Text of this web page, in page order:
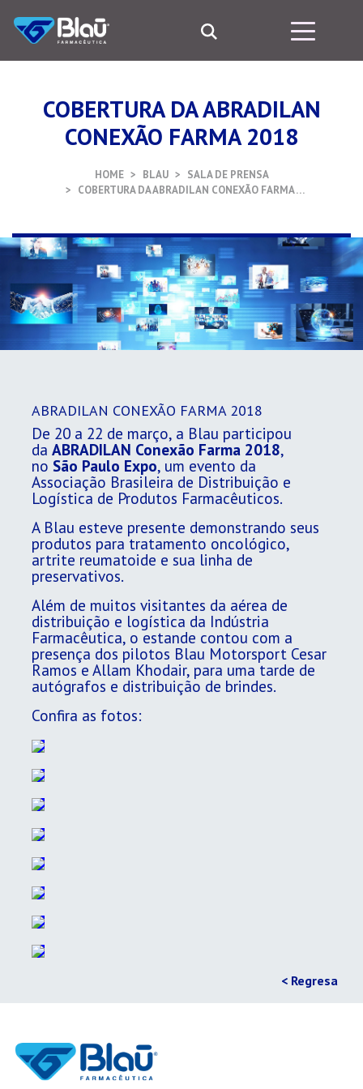
COBERTURA DA ABRADILAN
CONEXÃO FARMA 2018
HOME BLAU
SALA DE PRENSA
COBERTURA DA ABRADILAN CONEXÃO FARMA …
ABRADILAN CONEXÃO FARMA 2018
De 20 a 22 de março, a Blau participou
da ABRADILAN Conexão Farma 2018,
no São Paulo Expo, um evento da
Associação Brasileira de Distribuição e
Logística de Produtos Farmacêuticos.
A Blau esteve presente demonstrando seus
produtos para tratamento oncológico,
artrite reumatoide e sua linha de
preservativos.
Além de muitos visitantes da aérea de
distribuição e logística da Indústria
Farmacêutica, o estande contou com a
presença dos pilotos Blau Motorsport Cesar
Ramos e Allam Khodair, para uma tarde de
autógrafos e distribuição de brindes.
Confira as fotos:
< Regresa